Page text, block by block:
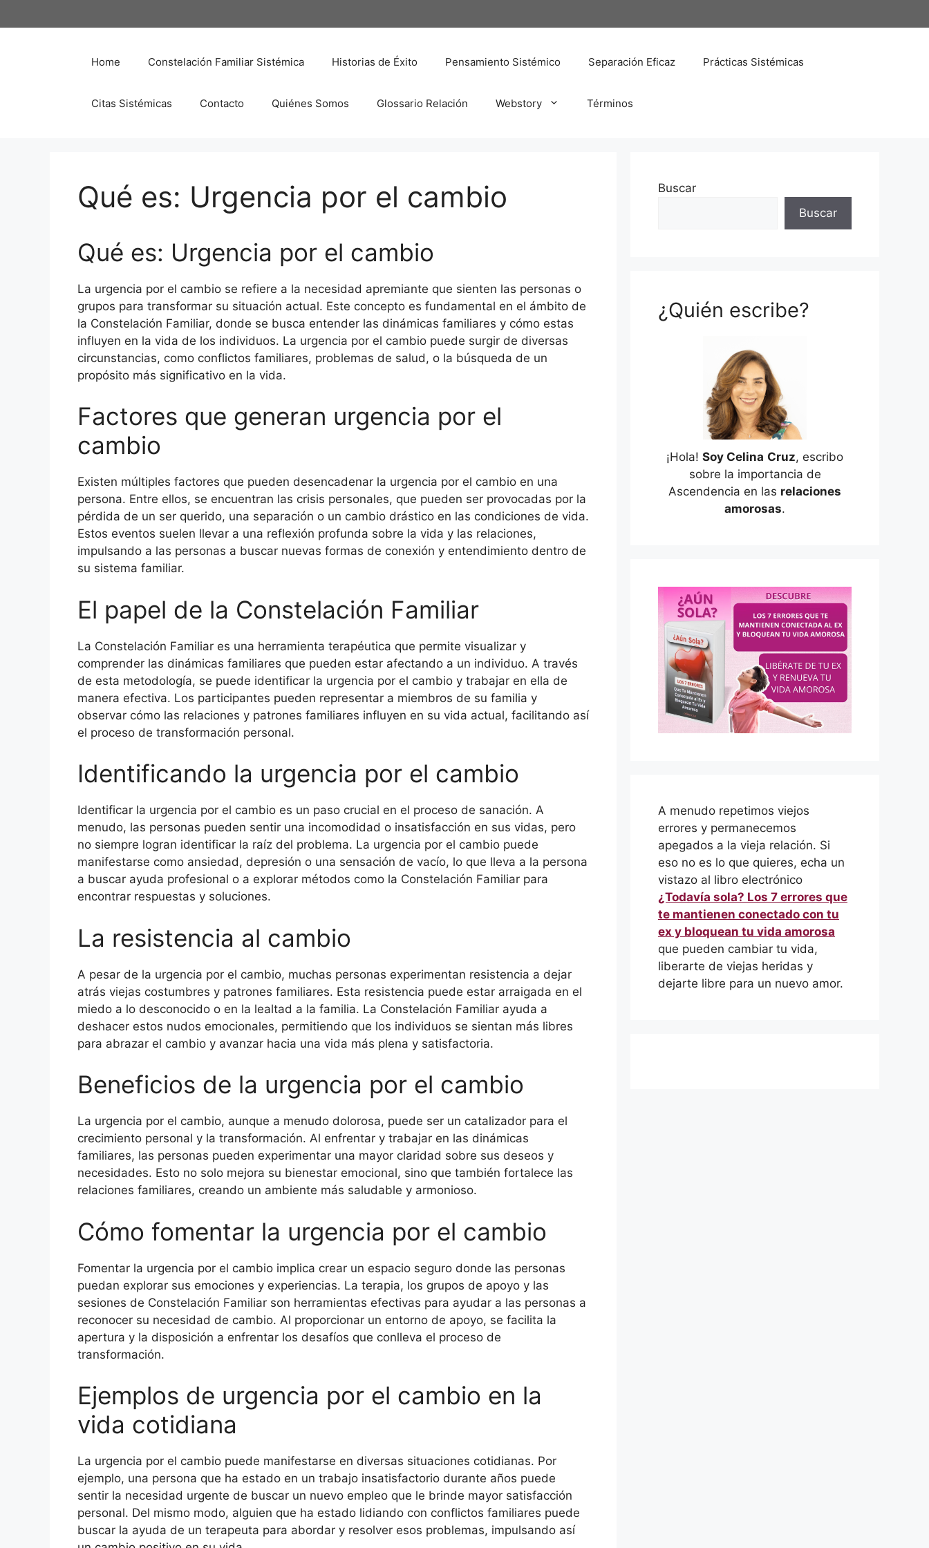
al
Home Constelación Familiar Sistémica Historias de Éxito Pensamiento Sistémico Separación Eficaz Prácticas Sistémicas
Citas Sistémicas Contacto Quiénes Somos Glossario Relación Webstory Términos
Qué es: Urgencia por el cambio
Qué es: Urgencia por el cambio
La urgencia por el cambio se refiere a la necesidad apremiante que sienten las personas o
grupos para transformar su situación actual. Este concepto es fundamental en el ámbito de
la Constelación Familiar, donde se busca entender las dinámicas familiares y cómo estas
influyen en la vida de los individuos. La urgencia por el cambio puede surgir de diversas
circunstancias, como conflictos familiares, problemas de salud, o la búsqueda de un
propósito más significativo en la vida.
Factores que generan urgencia por el
cambio
Existen múltiples factores que pueden desencadenar la urgencia por el cambio en una
persona. Entre ellos, se encuentran las crisis personales, que pueden ser provocadas por la
pérdida de un ser querido, una separación o un cambio drástico en las condiciones de vida.
Estos eventos suelen llevar a una reflexión profunda sobre la vida y las relaciones,
impulsando a las personas a buscar nuevas formas de conexión y entendimiento dentro de
su sistema familiar.
El papel de la Constelación Familiar
La Constelación Familiar es una herramienta terapéutica que permite visualizar y
comprender las dinámicas familiares que pueden estar afectando a un individuo. A través
de esta metodología, se puede identificar la urgencia por el cambio y trabajar en ella de
manera efectiva. Los participantes pueden representar a miembros de su familia y
observar cómo las relaciones y patrones familiares influyen en su vida actual, facilitando así
el proceso de transformación personal.
Identificando la urgencia por el cambio
Identificar la urgencia por el cambio es un paso crucial en el proceso de sanación. A
menudo, las personas pueden sentir una incomodidad o insatisfacción en sus vidas, pero
no siempre logran identificar la raíz del problema. La urgencia por el cambio puede
manifestarse como ansiedad, depresión o una sensación de vacío, lo que lleva a la persona
a buscar ayuda profesional o a explorar métodos como la Constelación Familiar para
encontrar respuestas y soluciones.
La resistencia al cambio
A pesar de la urgencia por el cambio, muchas personas experimentan resistencia a dejar
atrás viejas costumbres y patrones familiares. Esta resistencia puede estar arraigada en el
miedo a lo desconocido o en la lealtad a la familia. La Constelación Familiar ayuda a
deshacer estos nudos emocionales, permitiendo que los individuos se sientan más libres
para abrazar el cambio y avanzar hacia una vida más plena y satisfactoria.
Beneficios de la urgencia por el cambio
La urgencia por el cambio, aunque a menudo dolorosa, puede ser un catalizador para el
crecimiento personal y la transformación. Al enfrentar y trabajar en las dinámicas
familiares, las personas pueden experimentar una mayor claridad sobre sus deseos y
necesidades. Esto no solo mejora su bienestar emocional, sino que también fortalece las
relaciones familiares, creando un ambiente más saludable y armonioso.
Cómo fomentar la urgencia por el cambio
Fomentar la urgencia por el cambio implica crear un espacio seguro donde las personas
puedan explorar sus emociones y experiencias. La terapia, los grupos de apoyo y las
sesiones de Constelación Familiar son herramientas efectivas para ayudar a las personas a
reconocer su necesidad de cambio. Al proporcionar un entorno de apoyo, se facilita la
apertura y la disposición a enfrentar los desafíos que conlleva el proceso de
transformación.
Ejemplos de urgencia por el cambio en la
vida cotidiana
La urgencia por el cambio puede manifestarse en diversas situaciones cotidianas. Por
ejemplo, una persona que ha estado en un trabajo insatisfactorio durante años puede
sentir la necesidad urgente de buscar un nuevo empleo que le brinde mayor satisfacción
personal. Del mismo modo, alguien que ha estado lidiando con conflictos familiares puede
buscar la ayuda de un terapeuta para abordar y resolver esos problemas, impulsando así
Buscar
Buscar
¿Quién escribe?
¡Hola! Soy Celina Cruz, escribo
sobre la importancia de
Ascendencia en las relaciones
amorosas.
A menudo repetimos viejos
errores y permanecemos
apegados a la vieja relación. Si
eso no es lo que quieres, echa un
vistazo al libro electrónico
¿Todavía sola? Los 7 errores que
te mantienen conectado con tu
ex y bloquean tu vida amorosa
que pueden cambiar tu vida,
liberarte de viejas heridas y
dejarte libre para un nuevo amor.